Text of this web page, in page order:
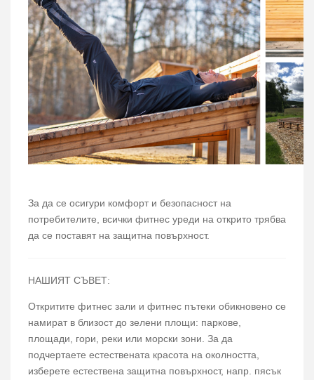
За да се осигури комфорт и безопасност на
потребителите, всички фитнес уреди на открито трябва
да се поставят на защитна повърхност.
НАШИЯТ СЪВЕТ:
Откритите фитнес зали и фитнес пътеки обикновено се
намират в близост до зелени площи: паркове,
площади, гори, реки или морски зони. За да
подчертаете естествената красота на околността,
изберете естествена защитна повърхност, напр. пясък